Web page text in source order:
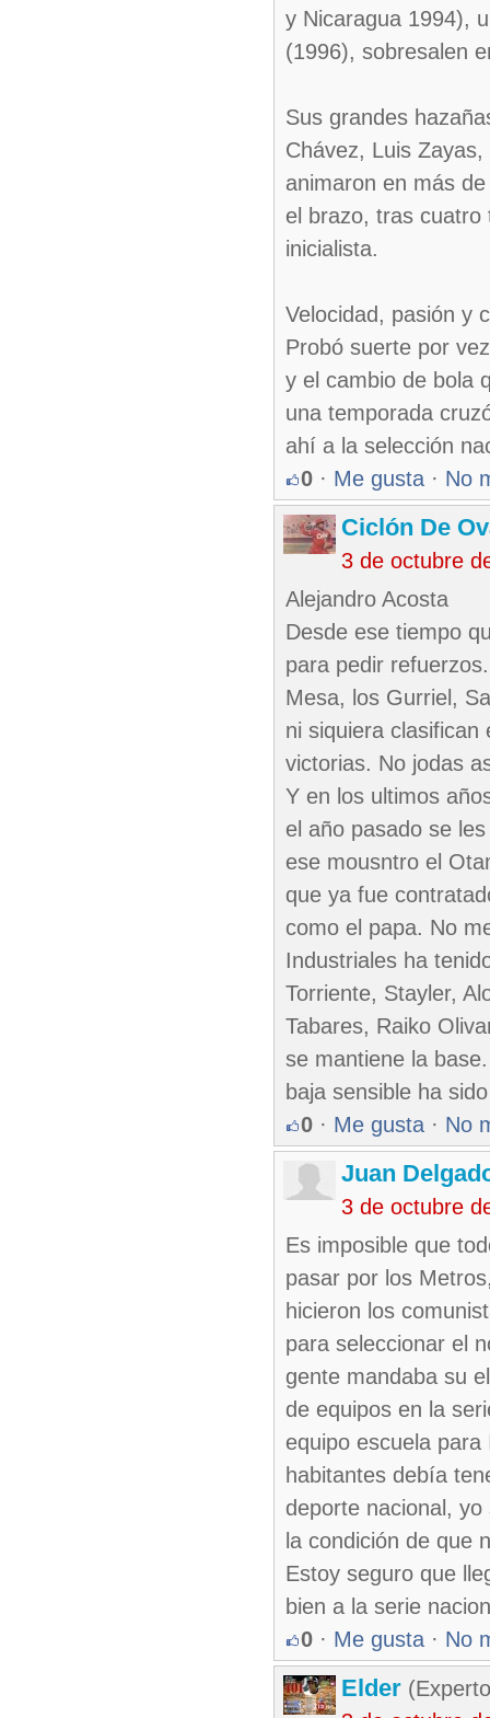
y Nicaragua 1994),
(1996), sobresalen
Sus grandes
Chávez, Luis
animaron en más
el brazo, tras cuatro
inicialista.
Velocidad, pasión y
Probó suerte por
y el cambio de bola
una temporada
ahí a la selección
0 · Me gusta · No
Ciclón De
3 de octubre
Alejandro Acosta
Desde ese tiempo
para pedir
Mesa, los Gurriel,
ni siquiera
victorias. No jodas
Y en los ultimos
el año pasado se
ese mousntro el
que ya fue
como el papa. No
Industriales ha
Torriente, Stayler,
Tabares, Raiko
se mantiene la
baja sensible ha
0 · Me gusta · No
Juan
3 de octubre
Es imposible que
pasar por los
hicieron los
para seleccionar el
gente mandaba su
de equipos en la
equipo escuela
habitantes debía
deporte nacional,
la condición de que
Estoy seguro que
bien a la serie
0 · Me gusta · No
Elder